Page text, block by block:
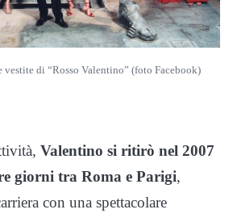
vestite di “Rosso Valentino” (foto Facebook)
Valentino si ritirò nel 2007
giorni tra Roma e Parigi,
con una spettacolare